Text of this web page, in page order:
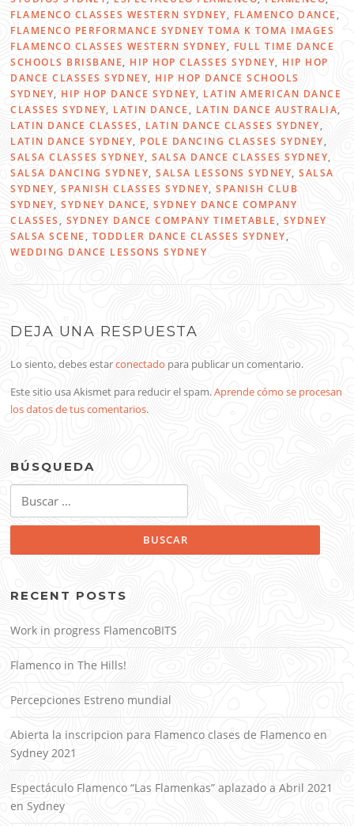
FLAMENCO CLASSES WESTERN SYDNEY, FLAMENCO DANCE ,
FLAMENCO PERFORMANCE SYDNEY TOMA K TOMA IMAGES
FLAMENCO CLASSES WESTERN SYDNEY, FULL TIME DANCE
SCHOOLS BRISBANE, HIP HOP CLASSES SYDNEY, HIP HOP
DANCE CLASSES SYDNEY, HIP HOP DANCE SCHOOLS
SYDNEY, HIP HOP DANCE SYDNEY, LATIN AMERICAN DANCE
CLASSES SYDNEY, LATIN DANCE , LATIN DANCE AUSTRALIA,
LATIN DANCE CLASSES , LATIN DANCE CLASSES SYDNEY,
LATIN DANCE SYDNEY, POLE DANCING CLASSES SYDNEY,
SALSA CLASSES SYDNEY,SALSA DANCE CLASSES SYDNEY,
SALSA DANCING SYDNEY,SALSA LESSONS SYDNEY,SALSA
SYDNEY,SPANISH CLASSES SYDNEY,SPANISH CLUB
SYDNEY,SYDNEY DANCE,SYDNEY DANCE COMPANY
CLASSES , SYDNEY DANCE COMPANY TIMETABLE, SYDNEY
SALSA SCENE , TODDLER DANCE CLASSES SYDNEY,
WEDDING DANCE LESSONS SYDNEY
DEJA UNA RESPUESTA
Lo siento, debes estarconectado para publicar un comentario.
Este sitio usa Akismet para reducir el spam.Aprende cómo se procesan
los datos de tus comentarios.
BÚSQUEDA
RECENT POSTS
Work in progress FlamencoBITS
Flamenco in The Hills!
Percepciones Estreno mundial
Abierta la inscripcion para Flamenco clases de Flamenco en
Sydney 2021
Espectáculo Flamenco “Las Flamenkas” aplazado a Abril 2021
en Sydney